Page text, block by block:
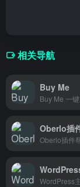
相关导航
Buy Me
Oberlo插